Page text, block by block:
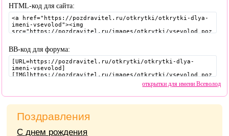
HTML-код для сайта:
BB-код для форума:
открытки для имени Всеволод
Поздравления
С днем рождения